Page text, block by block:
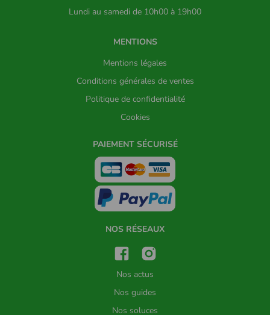
Lundi au samedi de 10h00 à 19h00
MENTIONS
Mentions légales
Conditions générales de ventes
Politique de confidentialité
Cookies
PAIEMENT SÉCURISÉ
NOS RÉSEAUX
Nos actus
Nos guides
Nos soluces